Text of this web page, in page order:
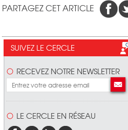
PARTAGEZ CET ARTICLE
SUIVEZ LE CERCLE
RECEVEZ NOTRE NEWSLETTER
LE CERCLE EN RÉSEAU